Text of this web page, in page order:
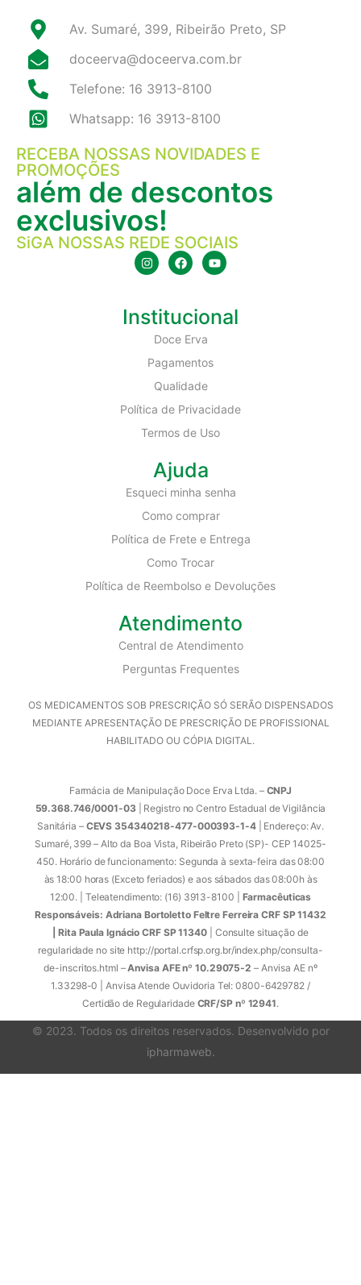
Av. Sumaré, 399, Ribeirão Preto, SP
doceerva@doceerva.com.br
Telefone: 16 3913-8100
Whatsapp: 16 3913-8100
RECEBA NOSSAS NOVIDADES E
PROMOÇÕES
além de descontos
exclusivos!
SiGA NOSSAS REDE SOCIAIS
Institucional
Doce Erva
Pagamentos
Qualidade
Política de Privacidade
Termos de Uso
Ajuda
Esqueci minha senha
Como comprar
Política de Frete e Entrega
Como Trocar
Política de Reembolso e Devoluções
Atendimento
Central de Atendimento
Perguntas Frequentes
OS MEDICAMENTOS SOB PRESCRIÇÃO SÓ SERÃO DISPENSADOS
MEDIANTE APRESENTAÇÃO DE PRESCRIÇÃO DE PROFISSIONAL
HABILITADO OU CÓPIA DIGITAL.
Farmácia de Manipulação Doce Erva Ltda. – CNPJ
59.368.746/0001-03| Registro no Centro Estadual de Vigilância
Sanitária –CEVS 354340218-477-000393-1-4| Endereço: Av.
Sumaré, 399 – Alto da Boa Vista, Ribeirão Preto (SP)- CEP 14025-
450. Horário de funcionamento: Segunda à sexta-feira das 08:00
às 18:00 horas (Exceto feriados) e aos sábados das 08:00h às
12:00. | Teleatendimento: (16) 3913-8100 | Farmacêuticas
Responsáveis: Adriana Bortoletto Feltre Ferreira CRF SP 11432
| Rita Paula Ignácio CRF SP 11340 | Consulte situação de
regularidade no site http://portal.crfsp.org.br/index.php/consulta-
de-inscritos.html –Anvisa AFE nº 10.29075-2 – Anvisa AE nº
1.33298-0 | Anvisa Atende Ouvidoria Tel: 0800-6429782 /
Certidão de Regularidade CRF/SP nº 12941.
© 2023. Todos os direitos reservados. Desenvolvido por
ipharmaweb.